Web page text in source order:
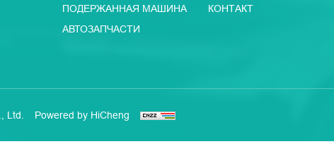
ПОДЕРЖАННАЯ МАШИНА
АВТОЗАПЧАСТИ
КОНТАКТ
Ltd. Powered by HiCheng